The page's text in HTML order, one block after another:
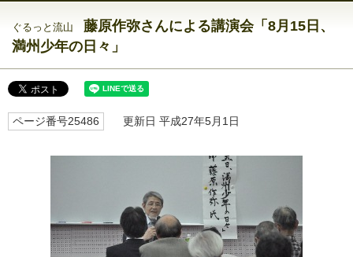
ぐるっと流山 藤原作弥さんによる講演会「8月15日、
満州少年の日々」
ページ番号25486 更新日 平成27年5月1日